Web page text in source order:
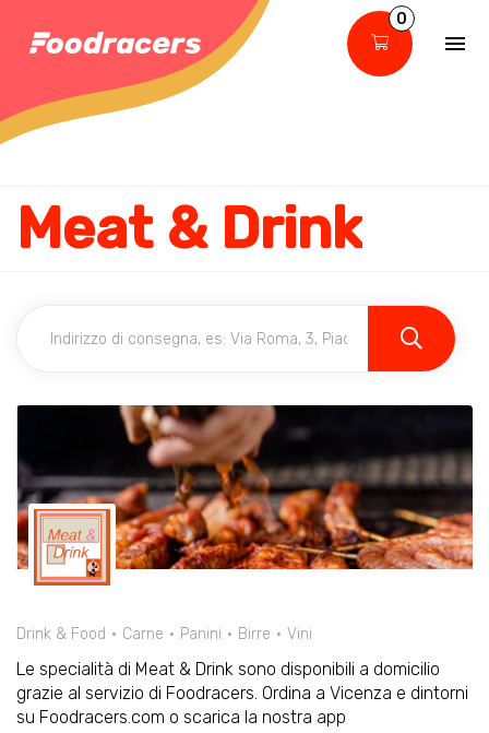
0
Meat & Drink
Drink & Food Carne Panini Birre Vini
Le specialità di Meat & Drink sono disponibili a domicilio
grazie al servizio di Foodracers. Ordina a Vicenza e dintorni
su Foodracers.com o scarica la nostra app